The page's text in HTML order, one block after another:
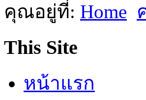
คุณอยู่ที่: Home
This Site
หน้าแรก